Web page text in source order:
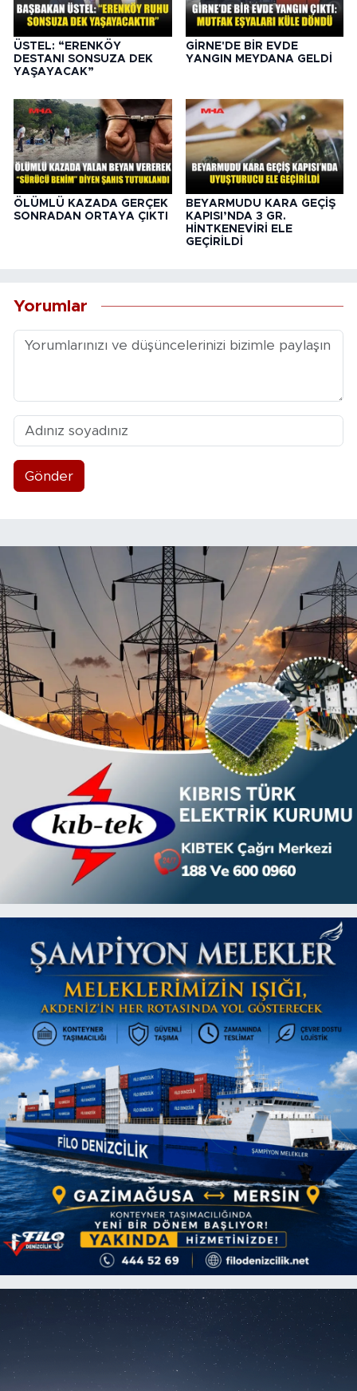
ÜSTEL: “ERENKÖY
DESTANI SONSUZA DEK
YAŞAYACAK”
GİRNE'DE BİR EVDE
YANGIN MEYDANA GELDİ
ÖLÜMLÜ KAZADA GERÇEK
SONRADAN ORTAYA ÇIKTI
BEYARMUDU KARA GEÇİŞ
KAPISI’NDA 3 GR.
HİNTKENEVİRİ ELE
GEÇİRİLDİ
Yorumlar
Gönder